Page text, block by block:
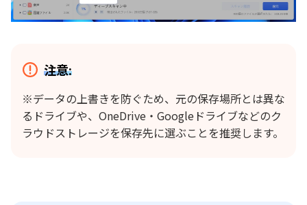
注意:
※データの上書きを防ぐため、元の保存場所とは異な
るドライブや、OneDrive・Googleドライブなどのク
ラウドストレージを保存先に選ぶことを推奨します。